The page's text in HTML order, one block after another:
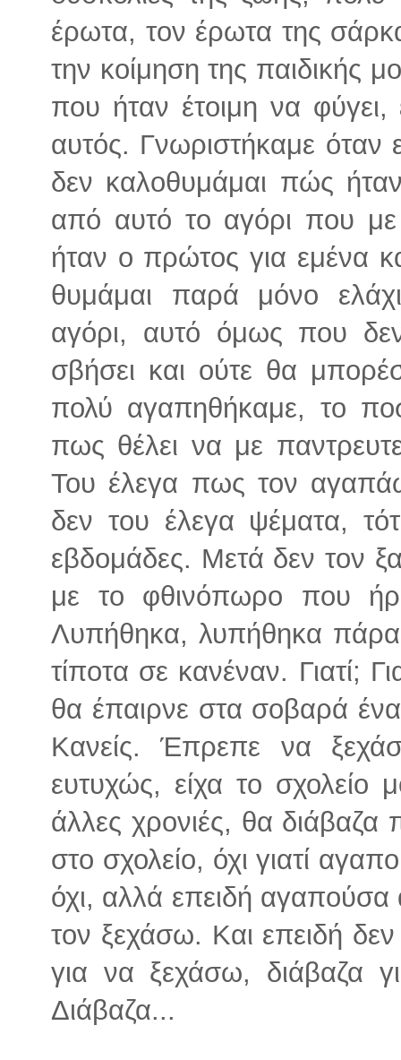
έρωτα, τον έρωτα της
την κοίμηση της παιδικής
που ήταν έτοιμη να
αυτός. Γνωριστήκαμε όταν
δεν καλοθυμάμαι πώς
από αυτό το αγόρι που με
ήταν ο πρώτος για εμένα
θυμάμαι παρά μόνο
αγόρι, αυτό όμως που
σβήσει και ούτε θα
πολύ αγαπηθήκαμε, το
πως θέλει να με
Του έλεγα πως τον
δεν του έλεγα ψέματα,
εβδομάδες. Μετά δεν τον
με το φθινόπωρο που
Λυπήθηκα, λυπήθηκα
τίποτα σε κανέναν. Γιατί;
θα έπαιρνε στα σοβαρά
Κανείς. Έπρεπε να
ευτυχώς, είχα το
άλλες χρονιές, θα διάβαζα
στο σχολείο, όχι γιατί
όχι, αλλά επειδή
τον ξεχάσω. Και επειδή
για να ξεχάσω, διάβαζα
Διάβαζα...